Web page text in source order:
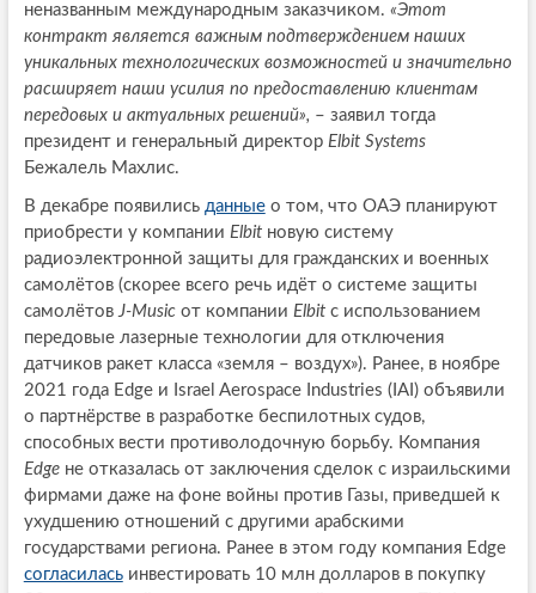
неназванным международным заказчиком. «Этот
контракт является важным подтверждением наших
уникальных технологических возможностей и значительно
расширяет наши усилия по предоставлению клиентам
передовых и актуальных решений», – заявил тогда
президент и генеральный директор Elbit Systems
Бежалель Махлис.
В декабре появились данныео том, что ОАЭ планируют
приобрести у компании Elbit новую систему
радиоэлектронной защиты для гражданских и военных
самолётов (скорее всего речь идёт о системе защиты
самолётовJ-Music от компании Elbitс использованием
передовые лазерные технологии для отключения
датчиков ракет класса «земля – воздух»). Ранее, в ноябре
2021 года Edge и Israel Aerospace Industries (IAI) объявили
о партнёрстве в разработке беспилотных судов,
способных вести противолодочную борьбу. Компания
Edgeне отказалась от заключения сделок с израильскими
фирмами даже на фоне войны против Газы, приведшей к
ухудшению отношений с другими арабскими
государствами региона. Ранее в этом году компания Edge
согласиласьинвестировать 10 млн долларов в покупку